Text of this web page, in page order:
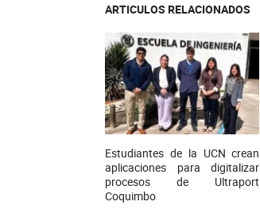
ARTICULOS RELACIONADOS
Estudiantes de la UCN crean
aplicaciones para digitalizar
procesos de Ultraport
Coquimbo